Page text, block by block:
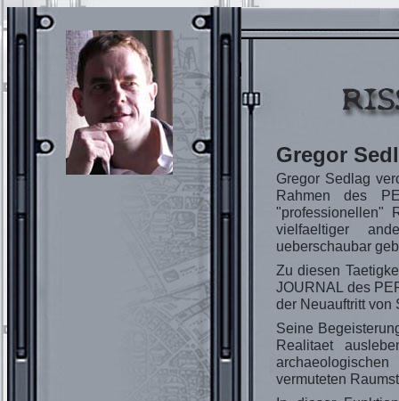
Gregor
Gregor Sedlag
Rahmen des
"professionellen"
vielfaeltiger
ueberschaubar
Zu diesen
JOURNAL des
der Neuauftritt von
Seine
Realitaet
vermuteten